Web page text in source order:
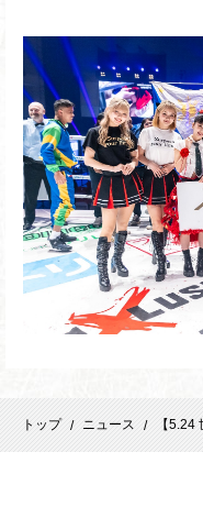
トップ / ニュース / 【